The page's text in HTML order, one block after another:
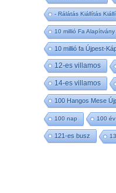
- Rálátás Kiállítás
10 millió Fa Alapítvány
10 millió fa Újpest-
12-es villamos
14-es villamos
100 Hangos Mese
100 nap 100 év
121-es busz